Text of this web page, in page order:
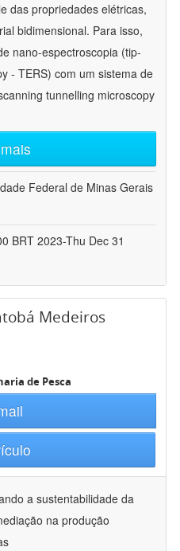
das propriedades elétricas,
bidimensional. Para isso,
nano-espectroscopia (tip-
- TERS) com um sistema de
tunnelling microscopy
Federal de Minas Gerais
BRT 2023-Thu Dec 31
Medeiros
de Pesca
a sustentabilidade da
na produção